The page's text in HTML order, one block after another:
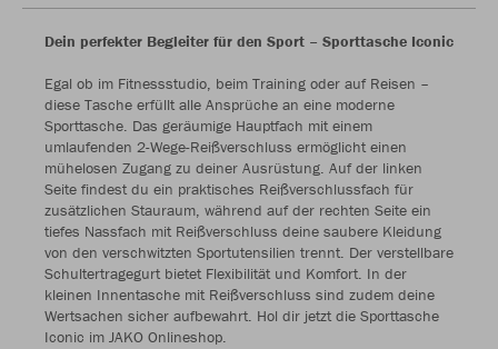
Dein perfekter Begleiter für den Sport – Sporttasche Iconic
Egal ob im Fitnessstudio, beim Training oder auf Reisen –
diese Tasche erfüllt alle Ansprüche an eine moderne
Sporttasche. Das geräumige Hauptfach mit einem
umlaufenden 2-Wege-Reißverschluss ermöglicht einen
mühelosen Zugang zu deiner Ausrüstung. Auf der linken
Seite findest du ein praktisches Reißverschlussfach für
zusätzlichen Stauraum, während auf der rechten Seite ein
tiefes Nassfach mit Reißverschluss deine saubere Kleidung
von den verschwitzten Sportutensilien trennt. Der verstellbare
Schultertragegurt bietet Flexibilität und Komfort. In der
kleinen Innentasche mit Reißverschluss sind zudem deine
Wertsachen sicher aufbewahrt. Hol dir jetzt die Sporttasche
Iconic im JAKO Onlineshop.